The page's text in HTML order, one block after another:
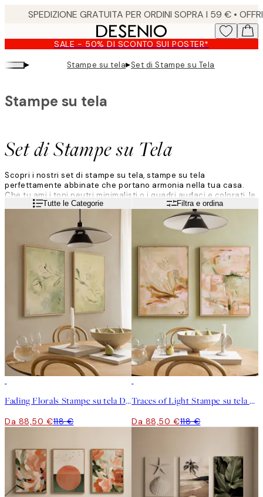
content.
SALE - 50% DI SCONTO SUI POSTER*
▸ Stampe su tela▸Set di Stampe su Tela
Set di Stampe su Tela
Stampe su tela
Scopri i nostri set di stampe su tela, stampe su tela
perfettamente abbinate che portano armonia nella tua casa.
Che tu ami i toni neutri minimalisti o i quadri audaci e colorati, le
nostre selezioni curate rendono facile decorare con stile. Crea
un look armonioso che risulti moderno, personale e
naturalmente equilibrato.
Leggi di piùTutte le Categorie Filtra e ordina
Fading Florals Stampe su tela Duo
Da 88,50 €118 €
Traces of Light Stampe su tela Duo
Da 88,50 €118 €